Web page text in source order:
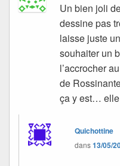
Un bien joli
dessine pas
laisse juste
souhaiter un
l’accrocher
de
ça y est…
Quichottine
dans13/05/